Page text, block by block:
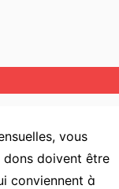
vous
dons doivent être
conviennent à